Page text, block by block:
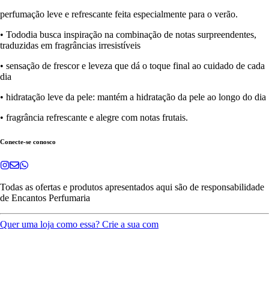
perfumação leve e refrescante feita especialmente para o verão.
• Tododia busca inspiração na combinação de notas surpreendentes,
traduzidas em fragrâncias irresistíveis
• sensação de frescor e leveza que dá o toque final ao cuidado de cada
dia
• hidratação leve da pele: mantém a hidratação da pele ao longo do dia
• fragrância refrescante e alegre com notas frutais.
Conecte-se conosco
Todas as ofertas e produtos apresentados aqui são de responsabilidade
de Encantos Perfumaria
Quer uma loja como essa? Crie a sua com